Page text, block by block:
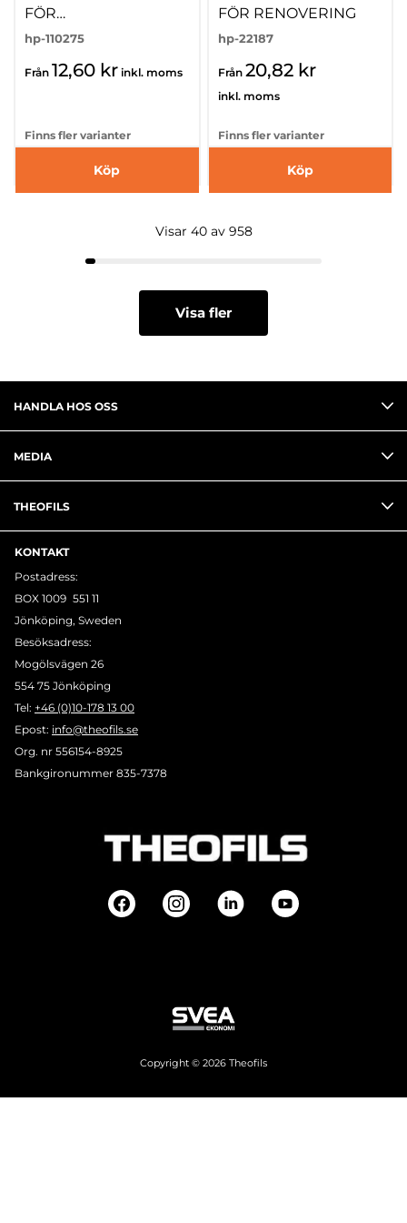
FÖR
KYLSKÅPSGÅNGJÄRN
hp-110275
Från 12,60 kr inkl. moms
Finns fler varianter
Köp
FÖR RENOVERING
hp-22187
Från 20,82 kr
inkl. moms
Finns fler varianter
Köp
Visar 40 av 958
Visa fler
HANDLA HOS OSS
MEDIA
THEOFILS
KONTAKT
Postadress:
BOX 1009 551 11
Jönköping, Sweden
Besöksadress:
Mogölsvägen 26
554 75 Jönköping
Tel: +46 (0)10-178 13 00
Epost: info@theofils.se
Org. nr 556154-8925
Bankgironummer 835-7378
Copyright © 2026 Theofils